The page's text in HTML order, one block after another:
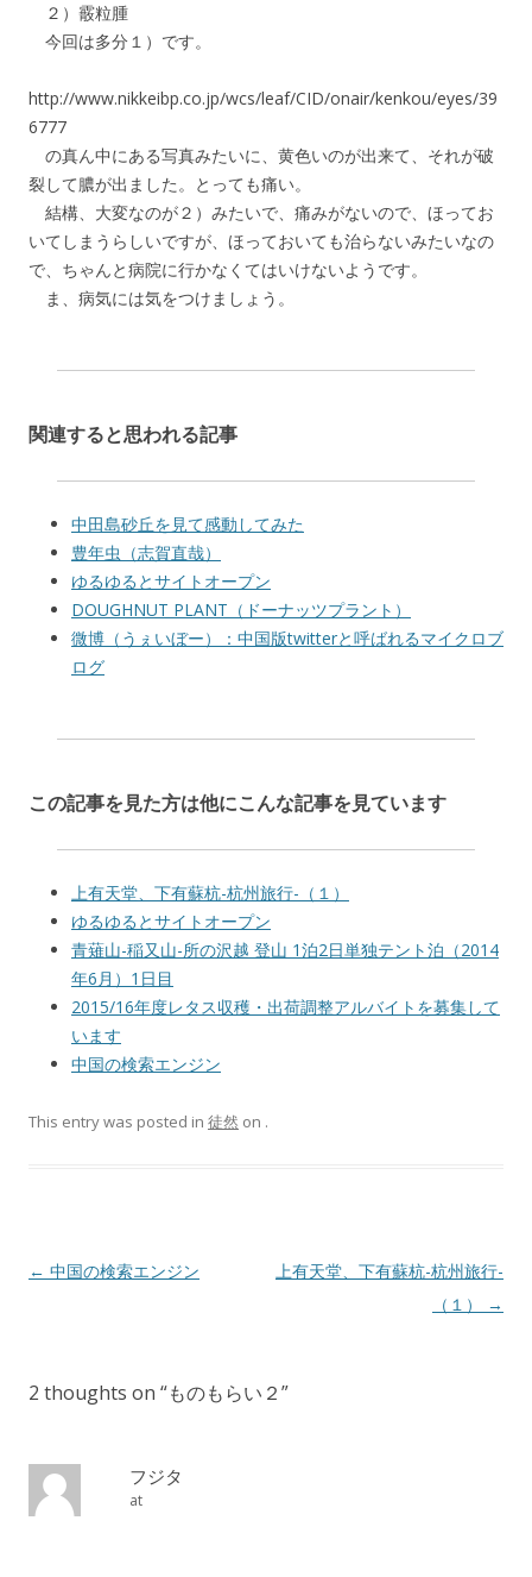
２）霰粒腫
今回は多分１）です。
http://www.nikkeibp.co.jp/wcs/leaf/CID/onair/kenkou/eyes/39
6777
の真ん中にある写真みたいに、黄色いのが出来て、それが破
裂して膿が出ました。とっても痛い。
結構、大変なのが２）みたいで、痛みがないので、ほってお
いてしまうらしいですが、ほっておいても治らないみたいなの
で、ちゃんと病院に行かなくてはいけないようです。
ま、病気には気をつけましょう。
関連すると思われる記事
中田島砂丘を見て感動してみた
豊年虫（志賀直哉）
ゆるゆるとサイトオープン
DOUGHNUT PLANT（ドーナッツプラント）
微博（うぇいぼー）：中国版twitterと呼ばれるマイクロブ
ログ
この記事を見た方は他にこんな記事を見ています
上有天堂、下有蘇杭-杭州旅行-（１）
ゆるゆるとサイトオープン
青薙山-稲又山-所の沢越 登山 1泊2日単独テント泊（2014
年6月）1日目
2015/16年度レタス収穫・出荷調整アルバイトを募集して
います
中国の検索エンジン
This entry was posted in 徒然 on .
Post navigation
← 中国の検索エンジン
上有天堂、下有蘇杭-杭州旅行-
（１）
→
2 thoughts on “ものもらい２”
フジタ
at